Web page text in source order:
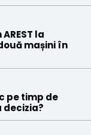
la
mașini în
pe timp de
decizia?